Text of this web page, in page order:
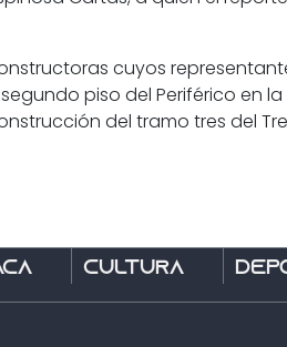
cuyos
piso del Periférico en
del tramo tres del
Cultura